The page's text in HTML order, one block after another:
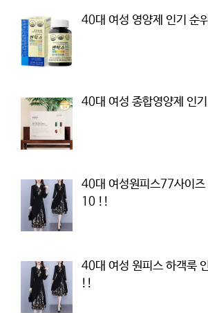
40대 여성 영양제 인기 순
40대 여성 종합영양제 인
40대 여성원피스77사이즈
10 !!
40대 여성 원피스 하객룩
!!